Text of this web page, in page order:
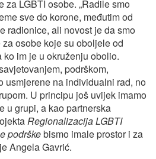
za LGBTI osobe. „Radile smo
sve do korone, međutim od
radionice, ali novost je da smo
osobe koje su oboljele od
im je u okruženju obolio.
podrškom,
usmjerene na individualni rad, no
U principu još uvijek imamo
u grupi, a kao partnerska
Regionalizacija LGBTI
podrškebismo imale prostor i za
Angela Gavrić.